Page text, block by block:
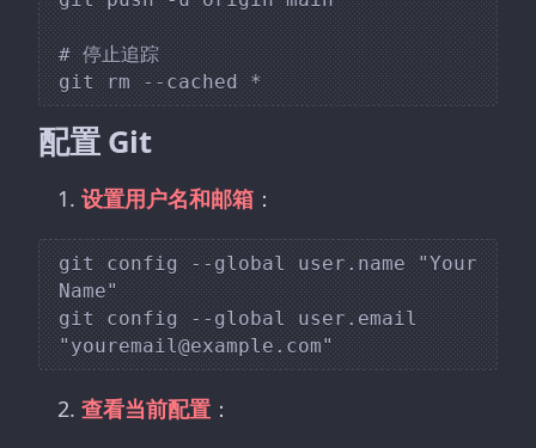
# 停止追踪
配置 Git
设置用户名和邮箱 ：
git config --global user.name "Your
Name"
git config --global user.email
查看当前配置 ：